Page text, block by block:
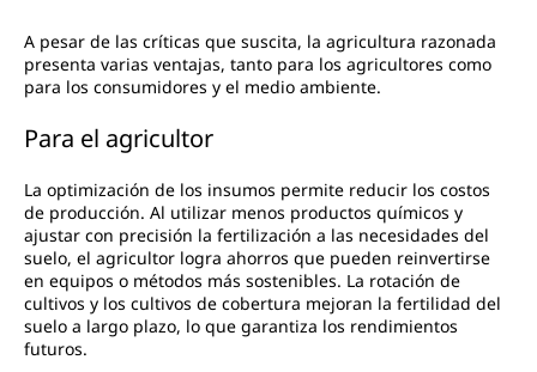
A pesar de las críticas que suscita, la agricultura razonada
presenta varias ventajas, tanto para los agricultores como
para los consumidores y el medio ambiente.
Para el agricultor
La optimización de los insumos permite reducir los costos
de producción. Al utilizar menos productos químicos y
ajustar con precisión la fertilización a las necesidades del
suelo, el agricultor logra ahorros que pueden reinvertirse
en equipos o métodos más sostenibles. La rotación de
cultivos y los cultivos de cobertura mejoran la fertilidad del
suelo a largo plazo, lo que garantiza los rendimientos
futuros.